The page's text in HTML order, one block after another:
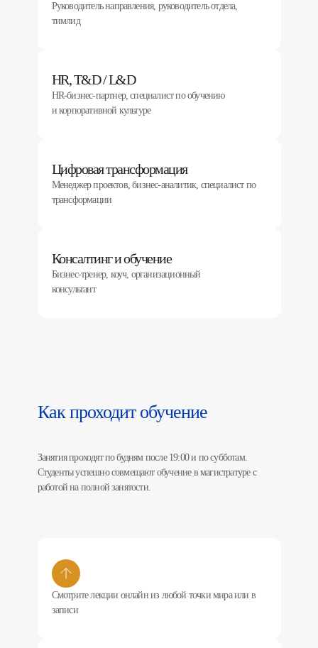
Руководитель направления, руководитель отдела,
тимлид
HR, T&D / L&D
HR-бизнес-партнер, специалист по обучению
и корпоративной культуре
Цифровая трансформация
Менеджер проектов, бизнес-аналитик, специалист по
трансформации
Консалтинг и обучение
Бизнес-тренер, коуч, организационный
консультант
Как проходит обучение
Смотрите лекции онлайн из любой точки мира или в
записи
Занятия проходят по будням после 19:00 и по субботам.
Студенты успешно совмещают обучение в магистратуре с
работой на полной занятости.